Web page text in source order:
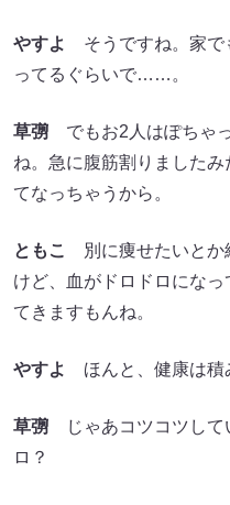
やすよ
そうですね。家で
ってるぐらいで……。
草彅 でもお2人はぽちゃ
ね。急に腹筋割りました
てなっちゃうから。
ともこ
別に痩せたいとか
けど、血がドロドロにな
てきますもんね。
やすよ ほんと、健康は積
草彅 じゃあコツコツして
ロ？